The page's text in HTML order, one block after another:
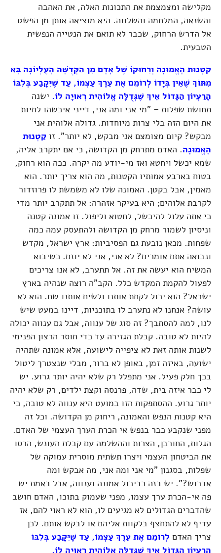
מקלישה ומצמצמת את התכונות האלה, את האהבה
והשנאה, המלחמה והשלווה. היא מוציאה אותן מן הפשט
אל הדרש הרחוק, שכבר לא תואם את הנטייה הנפשית
הטבעית.
קַטְנוּת הָאֱמוּנָה וְרִחוּקוֹ שֶׁל אָדָם מִן הַקְּדֻשָּׁה הָעֶלְיוֹנָה בָּא
מִתּוֹךְ שֶׁאֵין בְּיָדוֹ לְרוֹמֵם אֶת עֵרֶךְ עַצְמוֹ, עַד שֶׁיִּקָּבַע בְּלִבּוֹ
הָרַעְיוֹן הַגָּדוֹל אֵיךְ שֶׁגְּדֻלָּה אֱלוֹהִית רְאוּיָה לוֹ.ישנה
תחושת שפלות – "מי אני ומה אני, דייני איכשהו לחיות
את היום הזה בלי צרות מיוחדות. גדולה אלוהית אני
מבקש? קיום מצומצם אני מבקש, לא יותר". זוקַטְנוּת
הָאֱמוּנָה. האדם מתרחק מן הקדושה, כי אם יתקרב אליה,
שמא יכשל ויחטא ואז מי-יודע מה יקרה. ככה הוא רחוק,
בטוח בארבע אמותיו הקטנות, מה הוא צריך יותר. הוא
מאמין, אבל בקטן. האמונה שלו לא משמשת לו פרוזדור
לקרבת אלוהים; היא בעיקר אזהרה: אל תתקרב יותר מדי
כי אתה עלול להיכשל, לחטוא וליפול. זו אמונה קטנה
וניסיון לשמור מרחק מן הקדושה ולהתעסק עמה כמה
שפחות. מכאן נובעת גם הפסיביות: ארץ ישראל, מקדש
ונבואה אתם אומרים? לא אני, אני לא יוזם. כשיבוא
המשיח הוא יעשה את זה. אל תתערב, לא אנו צריכים
לפעול להקמת המקדש כלל. הקב"ה רוצה שנהיה בארץ
ישראל? הוא יכול לקחת אותנו ולשים אותנו שם. הוא לא
עושה? אנחנו לא נתערב לו בתוכניות, דיינו במעט שיש
לנו, למה להסתבך? זה סוג של ענווה, אבל גם ענווה יכולה
להיות לא טובה. קבלת הגזירה עד כדי חוסר הרצון הפנימי
לשנות אותה זאת לא ציפייה לישועה, אלא אמונה שתהיה
ישועה, באיזה זמן, באופן לא ברור, מבלי שנצטרך ליטול
בכך חלק פעיל. אני מתפלל רק שלא יהיה יותר גרוע. יש
לי כבר איזה בית, שדה, פרנסה וקצת ילדים, רק שלא יהיה
יותר גרוע. ההסתפקות הזו במועט היא ענווה לא טובה, כי
היא קטנות הנפש והאמונה, ריחוק מן הקדושה. וכל זה
מפני שנקבע כבר בנפש אי הכרת הערך העצמי של האדם.
הגלות, החורבן, הצרות וההשלמה עם קבלת העונש, הרסו
את הביטחון העצמי ויצרו תשתית מוסרית עמוקה של
שפלות, בסגנון "מי אני ומה אני, מה אבקש ומה
אדרוש?". יש בזה כביכול אמונה וענווה, אבל באמת יש
פה אי-הכרת ערך עצמו, מפני שעמוק בתוכו, האדם חושב
שהדברים הגדולים לא מגיעים לו, הוא לא ראוי להם, אז
עדיף לא להתחצף בלקוות אליהם או לבקש אותם. לכן
צריך האדםלְרוֹמֵם אֶת עֵרֶךְ עַצְמוֹ, עַד שֶׁיִּקָּבַע בְּלִבּוֹ
הָרַעְיוֹן הַגָּדוֹל אֵיךְ שֶׁגְּדֻלָּה אֱלוֹהִית רְאוּיָה לוֹ.